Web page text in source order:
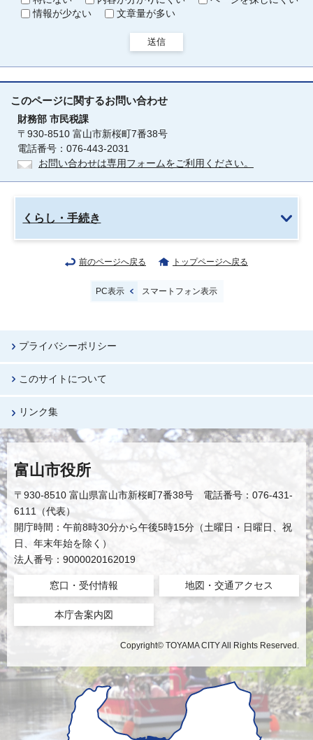
情報が少ない
文章量が多い
送信
このページに関するお問い合わせ
財務部 市民税課
〒930-8510 富山市新桜町7番38号
電話番号：076-443-2031
お問い合わせは専用フォームをご利用ください。
くらし・手続き
前のページへ戻る トップページへ戻る
PC表示 スマートフォン表示
プライバシーポリシー
このサイトについて
リンク集
富山市役所
〒930-8510 富山県富山市新桜町7番38号 電話番号：076-431-
6111（代表）
開庁時間：午前8時30分から午後5時15分（土曜日・日曜日、祝
日、年末年始を除く）
法人番号：9000020162019
窓口・受付情報 地図・交通アクセス
本庁舎案内図
Copyright© TOYAMA CITY All Rights Reserved.